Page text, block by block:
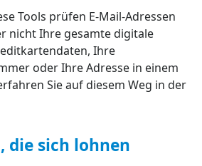
Tools prüfen E-Mail-Adressen
nicht Ihre gesamte digitale
Ihre
oder Ihre Adresse in einem
Sie auf diesem Weg in der
die sich lohnen